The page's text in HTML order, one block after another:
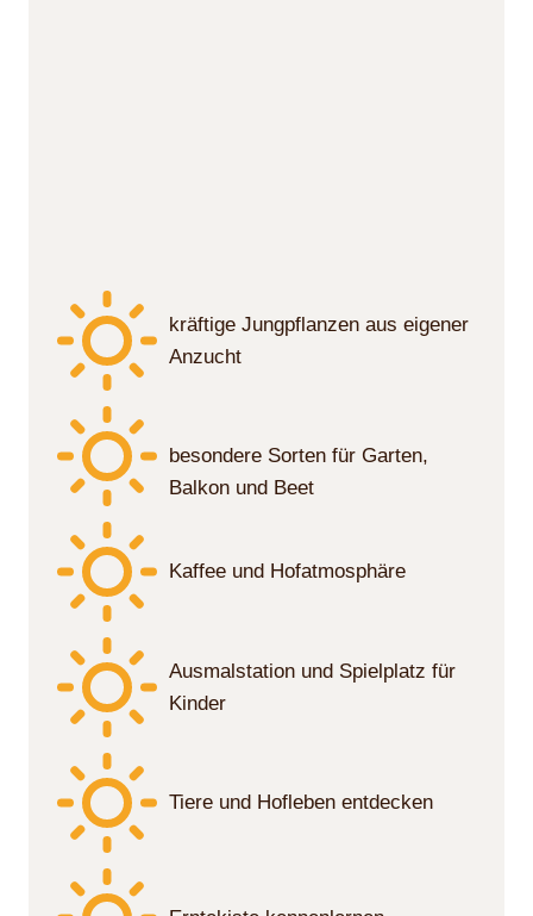
kräftige Jungpflanzen aus eigener
Anzucht
besondere Sorten für Garten,
Balkon und Beet
Kaffee und Hofatmosphäre
Ausmalstation und Spielplatz für
Kinder
Tiere und Hofleben entdecken